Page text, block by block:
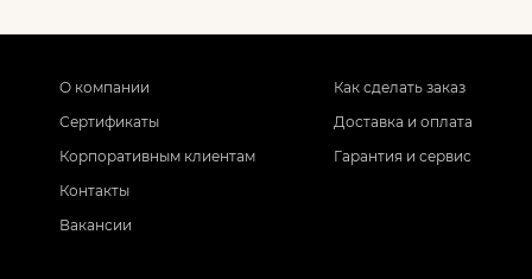
О компании
Сертификаты
Корпоративным клиентам
Контакты
Вакансии
Как сделать заказ
Доставка и оплата
Гарантия и сервис